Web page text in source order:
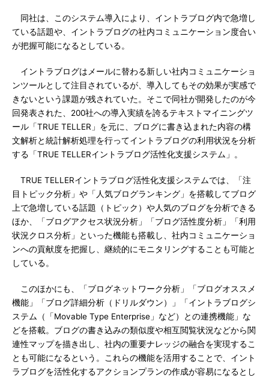
同社は、このシステム導入により、イントラブログ内で急増し
ている話題や、イントラブログの社内コミュニケーション度合い
が把握可能になるとしている。
イントラブログはメールに替わる新しい社内コミュニケーショ
ンツールとして注目されているが、導入してもその効果が実感で
きないという課題が残されていた。そこで同社が開発したのが今
回発表された、200社への導入実績を誇るテキストマイニングツ
ール「TRUE TELLER」を元に、ブログに書き込まれた内容の構
文解析と統計解析処理を行ってイントラブログの利用状況を分析
する「TRUE TELLERイントラブログ活性化支援システム」。
TRUE TELLERイントラブログ活性化支援システムでは、「注
目トピック分析」や「人気ブログランキング」を搭載してブログ
上で急増している話題（トピック）や人気のブログを分析できる
ほか、「ブログアクセス状況分析」「ブログ活性度分析」「利用
状況クロス分析」といった機能も搭載し、社内コミュニケーショ
ンへの貢献度を把握し、継続的にモニタリングすることも可能と
している。
このほかにも、「ブログネットワーク分析」「ブログオススメ
機能」「ブログ詳細分析（ドリルダウン）」「イントラブログシ
ステム（「Movable Type Enterprise」など）との連携機能」な
どを搭載。ブログの書き込みの類似度や相互閲覧状況などから関
連性マップを描き出し、社内の重要ナレッジの融合を実現するこ
とも可能になるという。これらの機能を活用することで、イント
ラブログを活性化するアクションプランの作成が容易になるとし